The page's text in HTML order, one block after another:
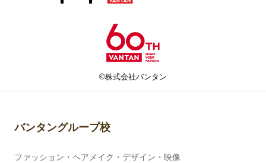
©株式会社バンタン
バンタングループ校
ファッション・ヘアメイク・デザイン・映像